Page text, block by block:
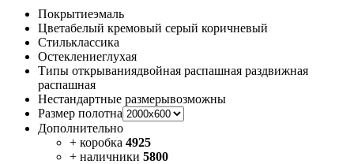
Покрытиеэмаль
Цветабелый кремовый серый коричневый
Стильклассика
Остеклениеглухая
Типы открываниядвойная распашная раздвижная
распашная
Нестандартные размерывозможны
Размер полотна
Дополнительно
+ коробка 4925
+ наличники 5800